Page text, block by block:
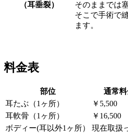
（耳垂裂）
そのままでは
そこで手術で
ます。
料金表
部位
通常料
耳たぶ（1ヶ所）
￥5,500
耳軟骨（1ヶ所）
￥16,500
ボディー(耳以外1ヶ所）
現在取扱